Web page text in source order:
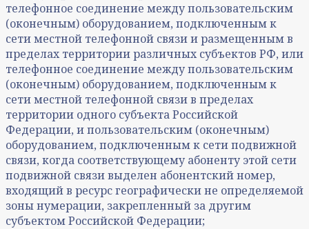
телефонное соединение между пользовательским
(оконечным) оборудованием, подключенным к
сети местной телефонной связи и размещенным в
пределах территории различных субъектов РФ, или
телефонное соединение между пользовательским
(оконечным) оборудованием, подключенным к
сети местной телефонной связи в пределах
территории одного субъекта Российской
Федерации, и пользовательским (оконечным)
оборудованием, подключенным к сети подвижной
связи, когда соответствующему абоненту этой сети
подвижной связи выделен абонентский номер,
входящий в ресурс географически не определяемой
зоны нумерации, закрепленный за другим
субъектом Российской Федерации;